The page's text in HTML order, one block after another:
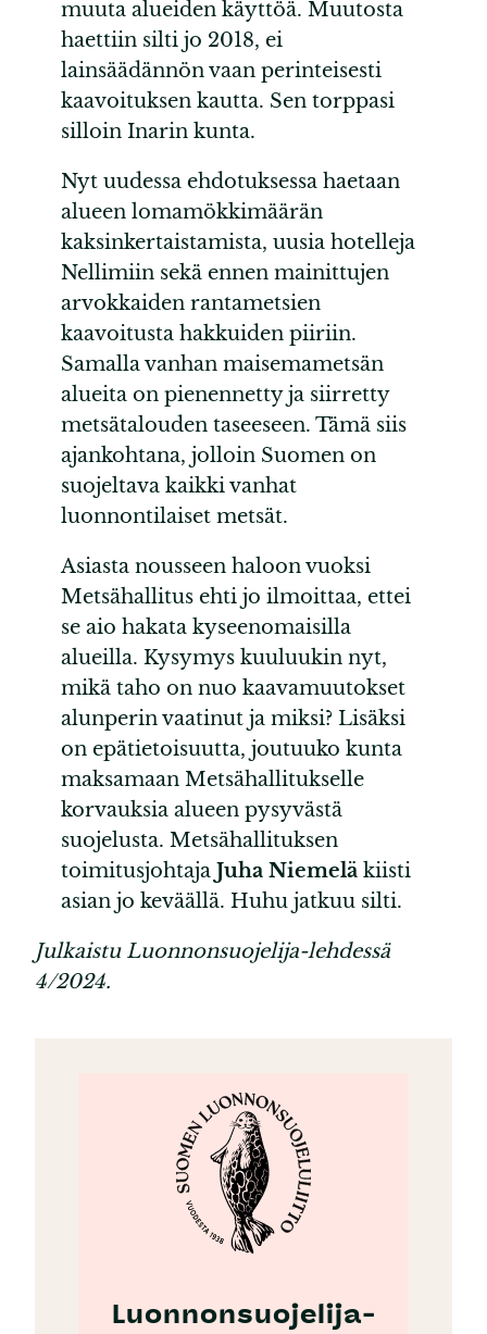
muuta alueiden käyttöä. Muutosta
haettiin silti jo 2018, ei
lainsäädännön vaan perinteisesti
kaavoituksen kautta. Sen torppasi
silloin Inarin kunta.
Nyt uudessa ehdotuksessa haetaan
alueen lomamökkimäärän
kaksinkertaistamista, uusia hotelleja
Nellimiin sekä ennen mainittujen
arvokkaiden rantametsien
kaavoitusta hakkuiden piiriin.
Samalla vanhan maisemametsän
alueita on pienennetty ja siirretty
metsätalouden taseeseen. Tämä siis
ajankohtana, jolloin Suomen on
suojeltava kaikki vanhat
luonnontilaiset metsät.
Asiasta nousseen haloon vuoksi
Metsähallitus ehti jo ilmoittaa, ettei
se aio hakata kyseenomaisilla
alueilla. Kysymys kuuluukin nyt,
mikä taho on nuo kaavamuutokset
alunperin vaatinut ja miksi? Lisäksi
on epätietoisuutta, joutuuko kunta
maksamaan Metsähallitukselle
korvauksia alueen pysyvästä
suojelusta. Metsähallituksen
toimitusjohtaja Juha Niemelä kiisti
asian jo keväällä. Huhu jatkuu silti.
Julkaistu Luonnonsuojelija-lehdessä
4/2024.
Luonnonsuojelija-